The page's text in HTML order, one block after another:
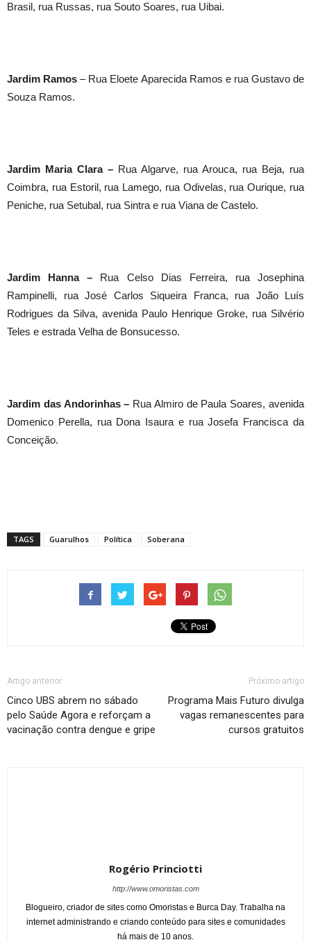
Brasil, rua Russas, rua Souto Soares, rua Uibai.
Jardim Ramos – Rua Eloete Aparecida Ramos e rua Gustavo de
Souza Ramos.
Jardim Maria Clara – Rua Algarve, rua Arouca, rua Beja, rua
Coimbra, rua Estoril, rua Lamego, rua Odivelas, rua Ourique, rua
Peniche, rua Setubal, rua Sintra e rua Viana de Castelo.
Jardim Hanna – Rua Celso Dias Ferreira, rua Josephina
Rampinelli, rua José Carlos Siqueira Franca, rua João Luís
Rodrigues da Silva, avenida Paulo Henrique Groke, rua Silvério
Teles e estrada Velha de Bonsucesso.
Jardim das Andorinhas – Rua Almiro de Paula Soares, avenida
Domenico Perella, rua Dona Isaura e rua Josefa Francisca da
Conceição.
TAGS Guarulhos Política Soberana
Artigo anterior
Cinco UBS abrem no sábado
pelo Saúde Agora e reforçam a
vacinação contra dengue e gripe
Próximo artigo
Programa Mais Futuro divulga
vagas remanescentes para
cursos gratuitos
Rogério Princiotti
http://www.omoristas.com
Blogueiro, criador de sites como Omoristas e Burca Day. Trabalha na
internet administrando e criando conteúdo para sites e comunidades
há mais de 10 anos.